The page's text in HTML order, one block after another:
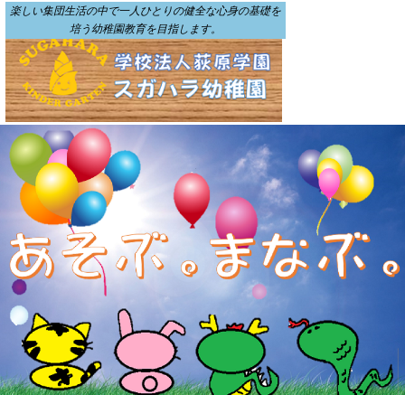
楽しい集団生活の中で一人ひとりの健全な心身の基礎を
培う幼稚園教育を目指します。